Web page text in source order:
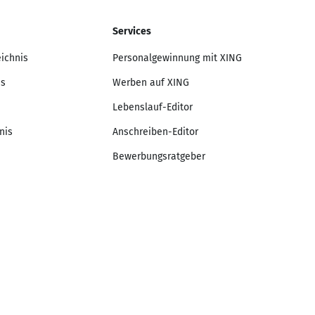
Services
Personalgewinnung mit XING
Werben auf XING
Lebenslauf-Editor
Anschreiben-Editor
Bewerbungsratgeber